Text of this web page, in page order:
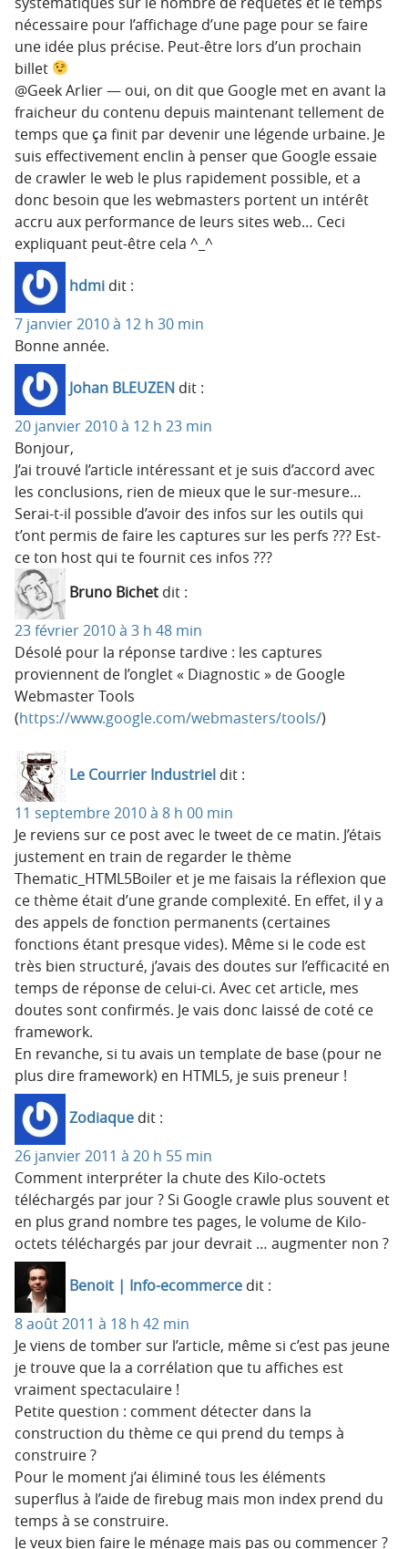
nécessaire pour l’affichage d’une page pour se faire
une idée plus précise. Peut-être lors d’un prochain
billet
@Geek Arlier — oui, on dit que Google met en avant la
fraicheur du contenu depuis maintenant tellement de
temps que ça finit par devenir une légende urbaine. Je
suis effectivement enclin à penser que Google essaie
de crawler le web le plus rapidement possible, et a
donc besoin que les webmasters portent un intérêt
accru aux performance de leurs sites web… Ceci
expliquant peut-être cela ^_^
hdmi dit :
7 janvier 2010 à 12 h 30 min
Bonne année.
Johan BLEUZEN dit :
20 janvier 2010 à 12 h 23 min
Bonjour,
J’ai trouvé l’article intéressant et je suis d’accord avec
les conclusions, rien de mieux que le sur-mesure…
Serai-t-il possible d’avoir des infos sur les outils qui
t’ont permis de faire les captures sur les perfs ??? Est-
ce ton host qui te fournit ces infos ???
Bruno Bichet dit :
23 février 2010 à 3 h 48 min
Désolé pour la réponse tardive : les captures
proviennent de l’onglet « Diagnostic » de Google
Webmaster Tools
(https://www.google.com/webmasters/tools/)
Le Courrier Industriel dit :
11 septembre 2010 à 8 h 00 min
Je reviens sur ce post avec le tweet de ce matin. J’étais
justement en train de regarder le thème
Thematic_HTML5Boiler et je me faisais la réflexion que
ce thème était d’une grande complexité. En effet, il y a
des appels de fonction permanents (certaines
fonctions étant presque vides). Même si le code est
très bien structuré, j’avais des doutes sur l’efficacité en
temps de réponse de celui-ci. Avec cet article, mes
doutes sont confirmés. Je vais donc laissé de coté ce
framework.
En revanche, si tu avais un template de base (pour ne
plus dire framework) en HTML5, je suis preneur !
Zodiaque dit :
26 janvier 2011 à 20 h 55 min
Comment interpréter la chute des Kilo-octets
téléchargés par jour ? Si Google crawle plus souvent et
en plus grand nombre tes pages, le volume de Kilo-
octets téléchargés par jour devrait … augmenter non ?
Benoit | Info-ecommerce dit :
8 août 2011 à 18 h 42 min
Je viens de tomber sur l’article, même si c’est pas jeune
je trouve que la a corrélation que tu affiches est
vraiment spectaculaire !
Petite question : comment détecter dans la
construction du thème ce qui prend du temps à
construire ?
Pour le moment j’ai éliminé tous les éléments
superflus à l’aide de firebug mais mon index prend du
temps à se construire.
Je veux bien faire le ménage mais pas ou commencer ?